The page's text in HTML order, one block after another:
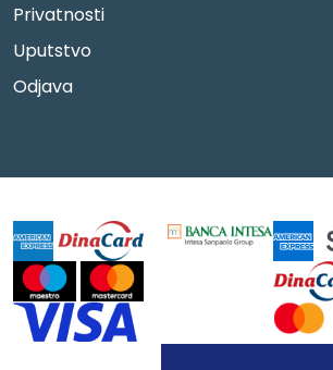
Privatnosti
Uputstvo
Odjava